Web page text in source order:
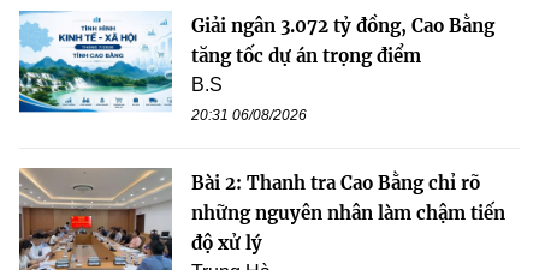
Giải ngân 3.072 tỷ đồng, Cao Bằng
tăng tốc dự án trọng điểm
B.S
20:31 06/08/2026
Bài 2: Thanh tra Cao Bằng chỉ rõ
những nguyên nhân làm chậm tiến
độ xử lý